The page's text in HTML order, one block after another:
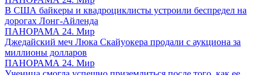
В США байкеры и квадроциклисты устроили беспредел на
дорогах Лонг-Айленда
ПАНОРАМА 24. Мир
Джедайский меч Люка Скайуокера продали с аукциона за
миллионы долларов
ПАНОРАМА 24. Мир